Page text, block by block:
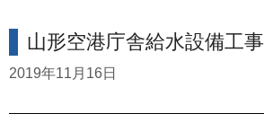
山形空港庁舎給水設備工事
2019年11月16日